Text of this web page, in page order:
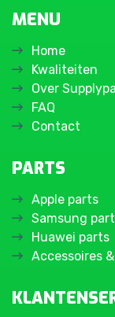
MENU
Home
Kwaliteiten
Over
FAQ
Contact
PARTS
Apple parts
Samsung
Huawei parts
Accessoires